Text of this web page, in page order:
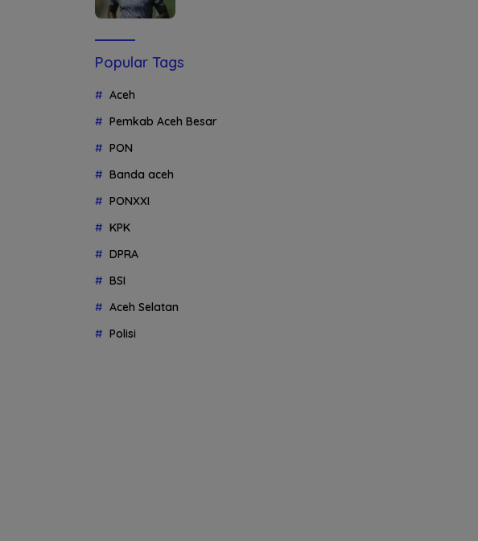
Popular Tags
Aceh
Pemkab Aceh Besar
PON
Banda aceh
PONXXI
KPK
DPRA
BSI
Aceh Selatan
Polisi